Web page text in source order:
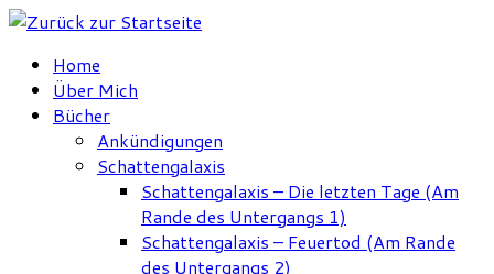
Zum
springenHome
Über Mich
Bücher
Ankündigungen
Schattengalaxis
Schattengalaxis – Die letzten Tage (Am
Rande des Untergangs 1)
Schattengalaxis – Feuertod (Am Rande
des Untergangs 2)